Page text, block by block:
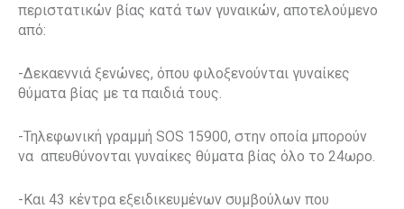
περιστατικών βίας κατά των γυναικών, αποτελούμενο
από:
-Δεκαεννιά ξενώνες, όπου φιλοξενούνται γυναίκες
θύματα βίας με τα παιδιά τους.
-Τηλεφωνική γραμμή SOS 15900, στην οποία μπορούν
να απευθύνονται γυναίκες θύματα βίας όλο το 24ωρο.
-Και 43 κέντρα εξειδικευμένων συμβούλων που